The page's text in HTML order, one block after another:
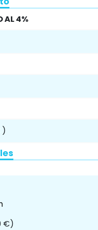
AL 4%
€)